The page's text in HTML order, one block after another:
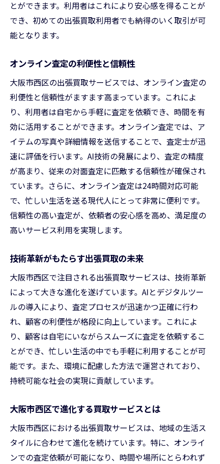
とができます。利用者はこれにより安心感を得ることが
でき、初めての出張買取利用者でも納得のいく取引が可
能となります。
オンライン査定の利便性と信頼性
大阪市西区の出張買取サービスでは、オンライン査定の
利便性と信頼性がますます高まっています。これによ
り、利用者は自宅から手軽に査定を依頼でき、時間を有
効に活用することができます。オンライン査定では、ア
イテムの写真や詳細情報を送信することで、査定士が迅
速に評価を行います。AI技術の発展により、査定の精度
が高まり、従来の対面査定に匹敵する信頼性が確保され
ています。さらに、オンライン査定は24時間対応可能
で、忙しい生活を送る現代人にとって非常に便利です。
信頼性の高い査定が、依頼者の安心感を高め、満足度の
高いサービス利用を実現します。
技術革新がもたらす出張買取の未来
大阪市西区で注目される出張買取サービスは、技術革新
によって大きな進化を遂げています。AIとデジタルツー
ルの導入により、査定プロセスが迅速かつ正確に行わ
れ、顧客の利便性が格段に向上しています。これによ
り、顧客は自宅にいながらスムーズに査定を依頼するこ
とができ、忙しい生活の中でも手軽に利用することが可
能です。また、環境に配慮した方法で運営されており、
持続可能な社会の実現に貢献しています。
大阪市西区で進化する買取サービスとは
大阪市西区における出張買取サービスは、地域の生活ス
タイルに合わせて進化を続けています。特に、オンライ
ンでの査定依頼が可能になり、時間や場所にとらわれず